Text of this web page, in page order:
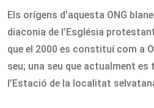
Els orígens d’aquesta ONG
diaconia de l’Església
que el 2000 es constituí com a
seu; una seu que actualment es
l’Estació de la localitat